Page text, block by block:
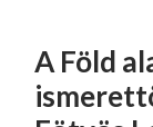
TARTALOMHOZ
A Föld